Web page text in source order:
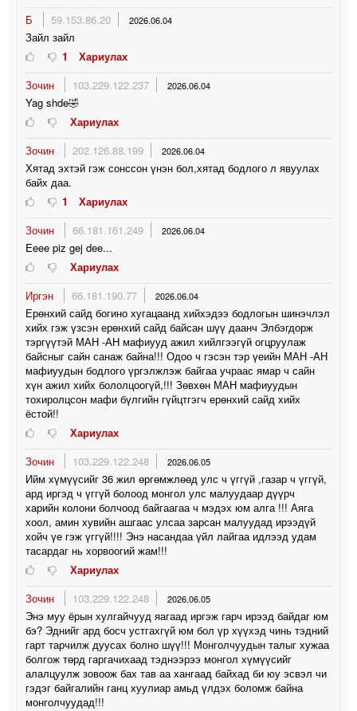
Б
59.153.86.20 2026.06.04
Зайл зайл
1
Хариулах
Зочин
103.229.122.237 2026.06.04
Yag shde🤣
Хариулах
Зочин
202.126.88.199 2026.06.04
Хятад эхтэй гэж сонссон үнэн бол,хятад бодлого л явуулах
байх даа.
1
Хариулах
Зочин
66.181.161.249 2026.06.04
Eeee piz gej dee...
Хариулах
Иргэн
66.181.190.77 2026.06.04
Ерөнхий сайд богино хугацаанд хийхэдээ бодлогын шинэчлэл
хийх гэж үзсэн ерөнхий сайд байсан шүү даанч Элбэгдорж
тэргүүтэй МАН -АН мафиууд ажил хийлгээгүй огцруулаж
байсныг сайн санаж байна!!! Одоо ч гэсэн тэр үеийн МАН -АН
мафиуудын бодлого үргэлжлэж байгаа учраас ямар ч сайн
хүн ажил хийх бололцоогүй,!!! Зөвхөн МАН мафиуудын
тохиролцсон мафи бүлгийн гүйцтгэгч ерөнхий сайд хийх
ёстой!!
Хариулах
Зочин
103.229.122.248 2026.06.05
Ийм хүмүүсийг 36 жил өргөмжлөөд улс ч үггүй ,газар ч үггүй,
ард иргэд ч үггүй болоод монгол улс малуудаар дүүрч
харийн колони болчоод байгаагаа ч мэдэх юм алга !!! Аяга
хоол, амин хувийн ашгаас улсаа зарсан малуудад ирээдүй
хойч үе гэж үггүй!!!! Энэ насандаа үйл лайгаа идлээд удам
тасардаг нь хорвоогий жам!!!
Хариулах
Зочин
103.229.122.248 2026.06.05
Энэ муу ёрын хулгайчууд яагаад иргэж гарч ирээд байдаг юм
бэ? Эднийг ард босч устгахгүй юм бол үр хүүхэд чинь тэдний
гарт тарчилж дуусах болно шүү!!! Монголчуудын талыг хужаа
болгож төрд гаргачихаад тэднээрээ монгол хүмүүсийг
алалцуулж зовоож бах тав аа хангаад байхад би юу эсвэл чи
гэдэг байгалийн ганц хуулиар амьд үлдэх боломж байна
монголчуудад!!!